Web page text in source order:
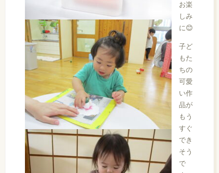
お楽
しみ
に😊
子ど
もた
ちの
可愛
い作
品が
もう
すぐ
でき
そう
で